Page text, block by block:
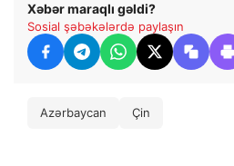
Xəbər maraqlı gəldi?
Sosial şəbəkələrdə paylaşın
Azərbaycan Çin